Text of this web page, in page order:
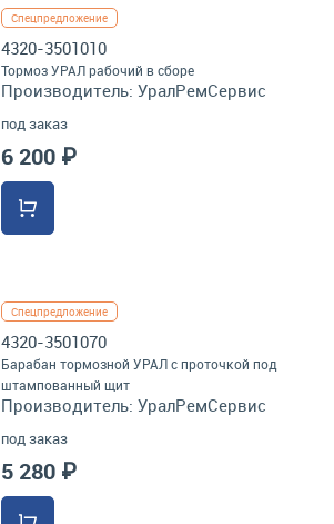
Спецпредложение
4320-3501010
Тормоз УРАЛ рабочий в сборе
Производитель: УралРемСервис
под заказ
6 200 ₽
Спецпредложение
4320-3501070
Барабан тормозной УРАЛ с проточкой под
штампованный щит
Производитель: УралРемСервис
под заказ
5 280 ₽